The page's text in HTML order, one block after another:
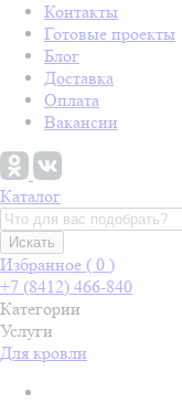
Контакты
Готовые проекты
Блог
Доставка
Оплата
Вакансии
Каталог
Искать
Избранное ( 0 )
+7 (8412) 466-840
Категории
Услуги
Для кровли